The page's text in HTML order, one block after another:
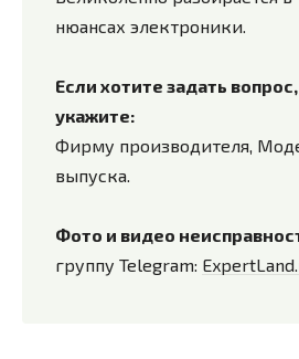
нюансах электроники.
Если хотите задать
укажите:
Фирму производителя,
выпуска.
Фото и видео
группу Telegram: